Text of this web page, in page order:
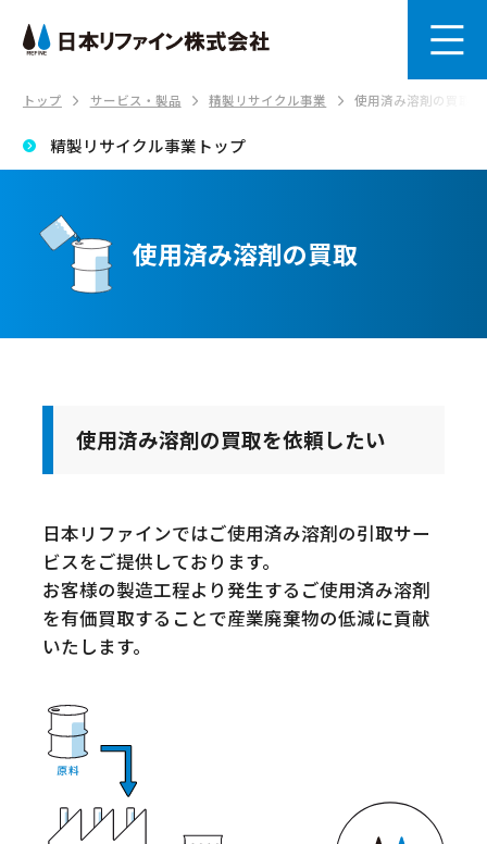
トップ サービス・製品 精製リサイクル事業 使用済み溶剤の買取
精製リサイクル事業トップ
使用済み溶剤の買取
使用済み溶剤の買取を依頼したい
日本リファインではご使用済み溶剤の引取サー
ビスをご提供しております。
お客様の製造工程より発生するご使用済み溶剤
を有価買取することで産業廃棄物の低減に貢献
いたします。